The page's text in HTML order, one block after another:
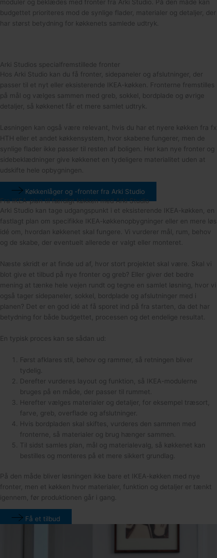
moduler og beklædes med fronter fra Arki Studio. På den måde kan
budgettet prioriteres mod de synlige flader, materialer og detaljer, der
har størst betydning for køkkenets samlede udtryk.
Arki Studios specialfremstillede fronter
Hos Arki Studio kan du få fronter, sidepaneler og afslutninger, der
passer til et nyt eller eksisterende IKEA-køkken. Fronterne fremstilles
på mål og vælges sammen med greb, sokkel, bordplade og øvrige
detaljer, så køkkenet får et mere samlet udtryk.
Løsningen kan også være relevant, hvis du har et nyere køkken fra fx
HTH eller et andet køkkensystem, hvor skabene fungerer, men de
synlige flader ikke passer til resten af boligen. Her kan nye fronter og
sidebeklædninger give køkkenet en tydeligere materialitet uden at
udskifte hele opbygningen.
Køkkenlåger og -fronter fra Arki Studio
Fra IKEA-plan til færdigt køkken med Arki Studio
Arki Studio kan tage udgangspunkt i et eksisterende IKEA-køkken, en
fastlagt plan om specifikke IKEA-køkkenopbygninger eller en mere løs
idé om, hvordan køkkenet skal fungere. Vi vurderer mål, rum, behov
og de skabe, der eventuelt allerede er valgt eller monteret.
Næste skridt er at finde ud af, hvor stort projektet skal være. Skal vi
blot give et tilbud på nye fronter og greb? Eller giver det bedre
mening at tænke hele vejen rundt og tegne en samlet løsning, hvor vi
også tager sidepaneler, sokkel, bordplade og afslutninger med i
planen? Det er en god idé at få sporet ind på fra starten, da det har
betydning for både budgettet, processen og det endelige resultat.
En typisk proces kan se sådan ud:
Først afklares stil, behov og rammer, så retningen bliver
tydelig.
Derefter vurderes layout og funktion, så IKEA-modulerne
bruges på en måde, der passer til rummet.
Herefter vælges materialer og detaljer, for eksempel træsort,
farve, greb, overflade og afslutninger.
Hvis bordpladen skal skiftes, vurderes den sammen med
fronterne, så materialer og brug hænger sammen.
Til sidst samles plan, mål og materialevalg, så køkkenet kan
bestilles og monteres på et mere sikkert grundlag.
På den måde bliver løsningen ikke bare et IKEA-køkken med nye
fronter, men et køkken hvor materialer, funktion og detaljer er tænkt
igennem, før produktionen går i gang.
Få et tilbud